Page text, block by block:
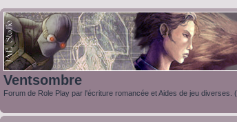
Ventsombre
Forum de Role Play par l'écriture romancée et Aides de jeu diverses.